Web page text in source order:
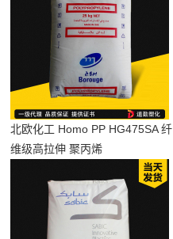
北欧化工 Homo PP HG475SA 纤
维级高拉伸 聚丙烯